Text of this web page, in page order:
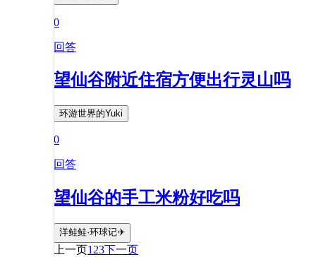
0
回答
望仙谷附近住宿方便出行灵山吗
环游世界的Yuki
0
回答
望仙谷的手工米粉好吃吗
洋鲑鲑·环球记✈️
上一页1 23下一页